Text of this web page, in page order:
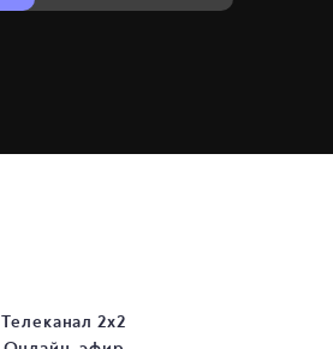
Телеканал 2х2